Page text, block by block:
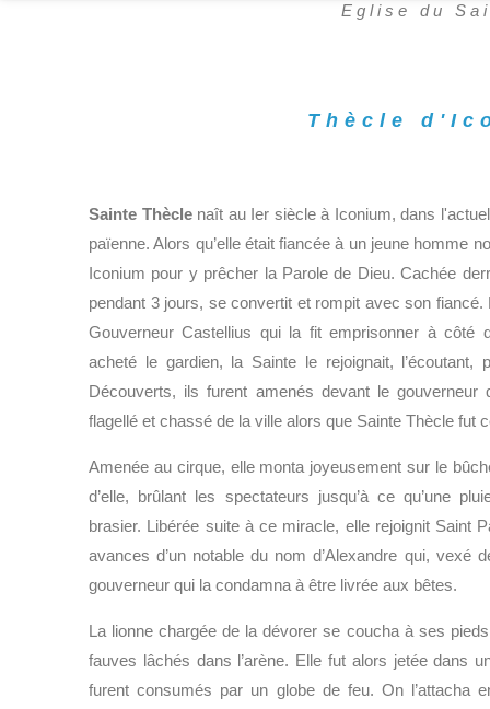
Eglise du
Thècle
Sainte Thèclenaît au Ier siècle à Iconium, dans
païenne. Alors qu’elle était fiancée à un jeune homme
Iconium pour y prêcher la Parole de Dieu. Cachée
pendant 3 jours, se convertit et rompit avec son
Gouverneur Castellius qui la fit emprisonner à
acheté le gardien, la Sainte le rejoignait, l’écoutant,
Découverts, ils furent amenés devant le
flagellé et chassé de la ville alors que Sainte Thècle fut
Amenée au cirque, elle monta joyeusement sur le
d’elle, brûlant les spectateurs jusqu’à ce qu’une
brasier. Libérée suite à ce miracle, elle rejoignit Saint
avances d’un notable du nom d’Alexandre qui, vexé
gouverneur qui la condamna à être livrée aux bêtes.
La lionne chargée de la dévorer se coucha à ses
fauves lâchés dans l’arène. Elle fut alors jetée dans
furent consumés par un globe de feu. On l’attacha